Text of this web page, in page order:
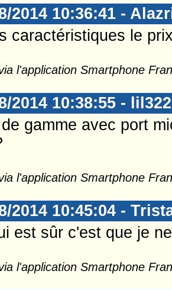
2014 10:36:41 -
caractéristiques le
l'application Smartphone
2014 10:38:55 - lil322
gamme avec port
l'application Smartphone
2014 10:45:04 -
est sûr c'est que je
l'application Smartphone